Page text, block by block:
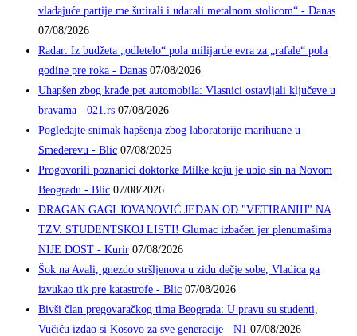
vladajuće partije me šutirali i udarali metalnom stolicom“ - Danas
07/08/2026
Radar: Iz budžeta „odletelo“ pola milijarde evra za „rafale“ pola
godine pre roka - Danas 07/08/2026
Uhapšen zbog krađe pet automobila: Vlasnici ostavljali ključeve u
bravama - 021.rs 07/08/2026
Pogledajte snimak hapšenja zbog laboratorije marihuane u
Smederevu - Blic 07/08/2026
Progovorili poznanici doktorke Milke koju je ubio sin na Novom
Beogradu - Blic 07/08/2026
DRAGAN GAGI JOVANOVIĆ JEDAN OD "VETIRANIH" NA
TZV. STUDENTSKOJ LISTI! Glumac izbačen jer plenumašima
NIJE DOST - Kurir 07/08/2026
Šok na Avali, gnezdo stršljenova u zidu dečje sobe, Vladica ga
izvukao tik pre katastrofe - Blic 07/08/2026
Bivši član pregovaračkog tima Beograda: U pravu su studenti,
Vučiću izdao si Kosovo za sve generacije - N1 07/08/2026